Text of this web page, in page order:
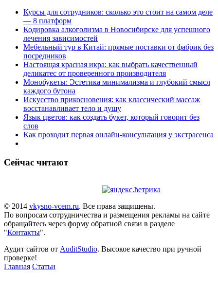
Курсы для сотрудников: сколько это стоит на самом деле
— 8 платформ
Кодировка алкоголизма в Новосибирске для успешного
лечения зависимостей
Мебельный тур в Китай: прямые поставки от фабрик без
посредников
Настоящая красная икра: как выбрать качественный
деликатес от проверенного производителя
Монобукеты: Эстетика минимализма и глубокий смысл
каждого бутона
Искусство прикосновения: как классический массаж
восстанавливает тело и душу
Язык цветов: как создать букет, который говорит без
слов
Как проходит первая онлайн-консультация у экстрасенса
Сейчас читают
© 2014 vkysno-vcem.ru. Все права защищены.
По вопросам сотрудничества и размещения рекламы на сайте
обращайтесь через форму обратной связи в разделе
"Контакты".
Аудит сайтов от AuditStudio. Высокое качество при ручной
проверке!
Главная Статьи